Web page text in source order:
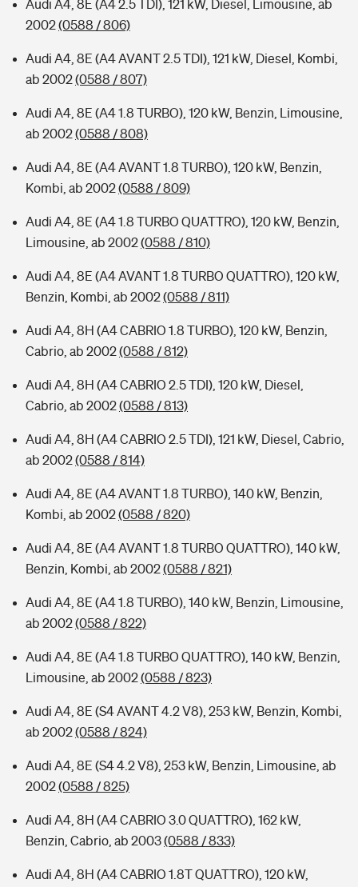
Audi A4, 8E (A4 2.5 TDI), 121 kW, Diesel, Limousine, ab
2002(0588 / 806)
Audi A4, 8E (A4 AVANT 2.5 TDI), 121 kW, Diesel, Kombi,
ab 2002(0588 / 807)
Audi A4, 8E (A4 1.8 TURBO), 120 kW, Benzin, Limousine,
ab 2002(0588 / 808)
Audi A4, 8E (A4 AVANT 1.8 TURBO), 120 kW, Benzin,
Kombi, ab 2002(0588 / 809)
Audi A4, 8E (A4 1.8 TURBO QUATTRO), 120 kW, Benzin,
Limousine, ab 2002(0588 / 810)
Audi A4, 8E (A4 AVANT 1.8 TURBO QUATTRO), 120 kW,
Benzin, Kombi, ab 2002(0588 / 811)
Audi A4, 8H (A4 CABRIO 1.8 TURBO), 120 kW, Benzin,
Cabrio, ab 2002(0588 / 812)
Audi A4, 8H (A4 CABRIO 2.5 TDI), 120 kW, Diesel,
Cabrio, ab 2002(0588 / 813)
Audi A4, 8H (A4 CABRIO 2.5 TDI), 121 kW, Diesel, Cabrio,
ab 2002(0588 / 814)
Audi A4, 8E (A4 AVANT 1.8 TURBO), 140 kW, Benzin,
Kombi, ab 2002(0588 / 820)
Audi A4, 8E (A4 AVANT 1.8 TURBO QUATTRO), 140 kW,
Benzin, Kombi, ab 2002(0588 / 821)
Audi A4, 8E (A4 1.8 TURBO), 140 kW, Benzin, Limousine,
ab 2002(0588 / 822)
Audi A4, 8E (A4 1.8 TURBO QUATTRO), 140 kW, Benzin,
Limousine, ab 2002(0588 / 823)
Audi A4, 8E (S4 AVANT 4.2 V8), 253 kW, Benzin, Kombi,
ab 2002(0588 / 824)
Audi A4, 8E (S4 4.2 V8), 253 kW, Benzin, Limousine, ab
2002(0588 / 825)
Audi A4, 8H (A4 CABRIO 3.0 QUATTRO), 162 kW,
Benzin, Cabrio, ab 2003(0588 / 833)
Audi A4, 8H (A4 CABRIO 1.8T QUATTRO), 120 kW,